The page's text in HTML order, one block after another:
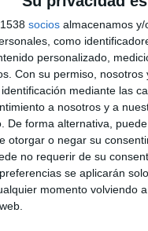
socios almacenamos
como
personalizado,
Con su permiso, nosotros
mediante las
a nosotros y a
De forma alternativa,
otorgar o negar su
no requerir de su
se aplicarán
momento volviendo